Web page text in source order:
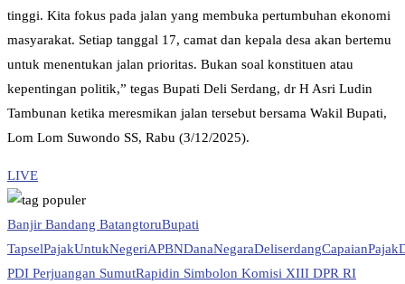
tinggi. Kita fokus pada jalan yang membuka pertumbuhan ekonomi
masyarakat. Setiap tanggal 17, camat dan kepala desa akan bertemu
untuk menentukan jalan prioritas. Bukan soal konstituen atau
kepentingan politik,” tegas Bupati Deli Serdang, dr H Asri Ludin
Tambunan ketika meresmikan jalan tersebut bersama Wakil Bupati,
Lom Lom Suwondo SS, Rabu (3/12/2025).
LIVE
Banjir Bandang BatangtoruBupati
TapselPajakUntukNegeriAPBNDanaNegaraDeliserdang
PDI Perjuangan SumutRapidin Simbolon Komisi XIII DPR RI